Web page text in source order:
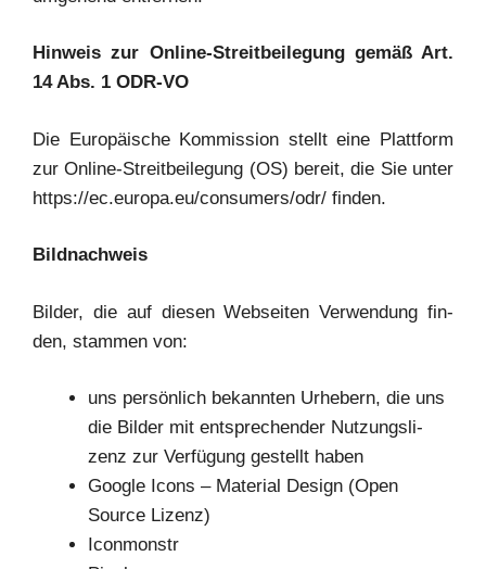
Hin­weis zur Online-Streit­bei­le­gung gemäß Art.
14 Abs. 1 ODR-VO
Die Euro­päi­sche Kom­mis­si­on stellt eine Platt­form
zur Online-Streit­bei­le­gung (OS) bereit, die Sie unter
https://ec.europa.eu/consumers/odr/ finden.
Bild­nach­weis
Bil­der, die auf die­sen Web­sei­ten Ver­wen­dung fin­
den, stam­men von:
uns per­sön­lich bekann­ten Urhe­bern, die uns
die Bil­der mit ent­spre­chen­der Nut­zungs­li­
zenz zur Ver­fü­gung gestellt haben
Goog­le Icons – Mate­ri­al Design (Open
Source Lizenz)
Icon­mons­tr